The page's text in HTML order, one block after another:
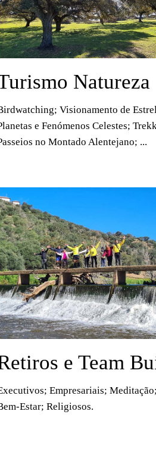
Natureza
Visionamento de
e Fenómenos Celestes;
no Montado Alentejano; ...
e Team
Empresariais;
Estar; Religiosos.